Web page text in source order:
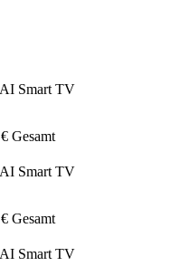
Smart TV
Gesamt
Smart TV
Gesamt
Smart TV